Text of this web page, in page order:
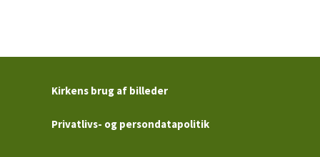
Kirkens brug af billeder
Privatlivs- og persondatapolitik